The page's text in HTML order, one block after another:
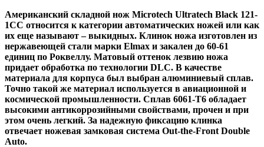
Американский складной нож Microtech Ultratech Black 121-
1CC относится к категории автоматических ножей или как
их еще называют – выкидных. Клинок ножа изготовлен из
нержавеющей стали марки Elmax и закален до 60-61
единиц по Роквеллу. Матовый оттенок лезвию ножа
придает обработка по технологии DLC. В качестве
материала для корпуса был выбран алюминиевый сплав.
Точно такой же материал используется в авиационной и
космической промышленности. Сплав 6061-T6 обладает
высокими антикоррозийными свойствами, прочен и при
этом очень легкий. За надежную фиксацию клинка
отвечает ножевая замковая система Out-the-Front Double
Auto.